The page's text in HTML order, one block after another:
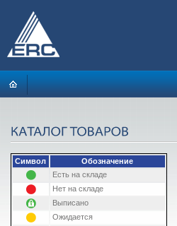
Символ
Обозначение
Есть на складе
Нет на складе
Выписано
Ожидается